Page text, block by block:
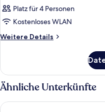
Platz für 4 Personen
Kostenloses WLAN
Weitere Details
Weitere
Ähnliche Unterkünfte
B&B Hotel Graz City-Süd